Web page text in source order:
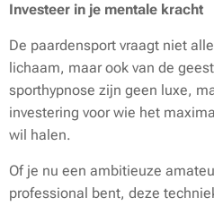
Investeer in je mentale kracht
De paardensport vraagt niet
lichaam, maar ook van de
sporthypnose zijn geen luxe,
investering voor wie het
wil halen.
Of je nu een ambitieuze
professional bent, deze